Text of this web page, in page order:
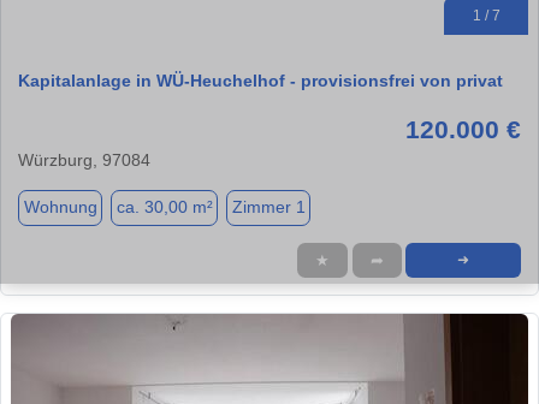
1 / 7
Kapitalanlage in WÜ-Heuchelhof - provisionsfrei von privat
120.000 €
Würzburg, 97084
Wohnung ca. 30,00 m² Zimmer 1
★ ➦ ➜